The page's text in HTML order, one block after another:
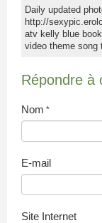
CONTACT
BOUTIQUE
NOTRE
Daily updated
http://
atv kelly blue
video theme song
Répondre à
Nom
E-mail
Site Internet